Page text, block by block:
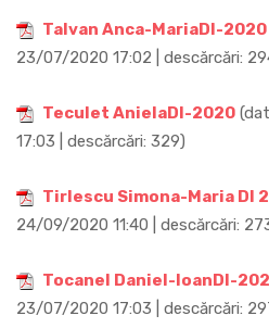
Talvan Anca-MariaDI-2020
23/07/2020 17:02 | descărcări:
Teculet AnielaDI-2020
17:03 | descărcări: 329)
Tirlescu Simona-Maria DI
24/09/2020 11:40 | descărcări:
Tocanel Daniel-IoanDI-
23/07/2020 17:03 | descărcări: